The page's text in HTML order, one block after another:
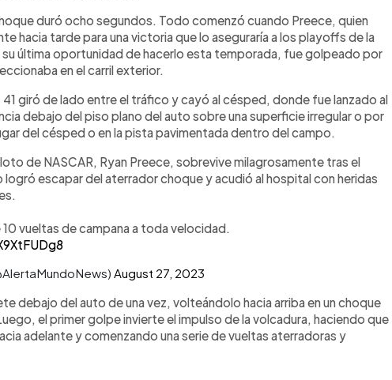
duró ocho segundos. Todo comenzó cuando Preece, quien
hacia tarde para una victoria que lo aseguraría a los playoffs de la
su última oportunidad de hacerlo esta temporada, fue golpeado por
en el carril exterior.
giró de lado entre el tráfico y cayó al césped, donde fue lanzado al
debajo del piso plano del auto sobre una superficie irregular o por
del césped o en la pista pavimentada dentro del campo.
de NASCAR, Ryan Preece, sobrevive milagrosamente tras el
escapar del aterrador choque y acudió al hospital con heridas
10 vueltas de campana a toda velocidad.
August 27, 2023
debajo del auto de una vez, volteándolo hacia arriba en un choque
el primer golpe invierte el impulso de la volcadura, haciendo que
adelante y comenzando una serie de vueltas aterradoras y